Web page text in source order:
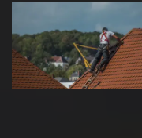
Urgence fuite
de toiture 39
Jura